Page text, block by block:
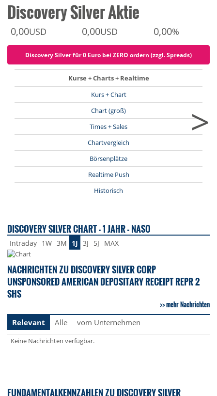
Discovery Silver Aktie
0,00USD 0,00USD 0,00%
Discovery Silver für 0 Euro bei ZERO ordern (zzgl. Spreads)
Kurse + Charts + Realtime
Kurs + Chart
Chart (groß)
Times + Sales
Chartvergleich
Börsenplätze
Realtime Push
Historisch
>
DISCOVERY SILVER CHART - 1 JAHR - NASO
Intraday 1W 3M 1J 3J 5J MAX
NACHRICHTEN ZU DISCOVERY SILVER CORP
UNSPONSORED AMERICAN DEPOSITARY RECEIPT REPR 2
SHS
mehr Nachrichten
Relevant
Alle vom Unternehmen
Keine Nachrichten verfügbar.
FUNDAMENTALKENNZAHLEN ZU DISCOVERY SILVER